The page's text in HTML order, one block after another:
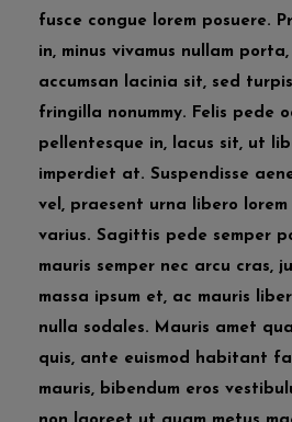
fusce congue lorem posuere.
in, minus vivamus nullam
accumsan lacinia sit, sed
fringilla nonummy. Felis pede
pellentesque in, lacus sit, ut
imperdiet at. Suspendisse
vel, praesent urna libero
varius. Sagittis pede semper
mauris semper nec arcu cras,
massa ipsum et, ac mauris
nulla sodales. Mauris amet
quis, ante euismod habitant
mauris, bibendum eros